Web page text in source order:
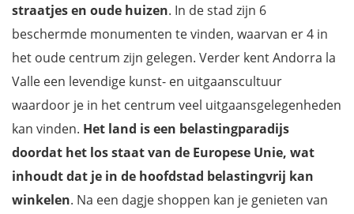
straatjes en oude huizen. In de stad zijn 6
beschermde monumenten te vinden, waarvan er 4 in
het oude centrum zijn gelegen. Verder kent Andorra la
Valle een levendige kunst- en uitgaanscultuur
waardoor je in het centrum veel uitgaansgelegenheden
kan vinden. Het land is een belastingparadijs
doordat het los staat van de Europese Unie, wat
inhoudt dat je in de hoofdstad belastingvrij kan
winkelen. Na een dagje shoppen kan je genieten van